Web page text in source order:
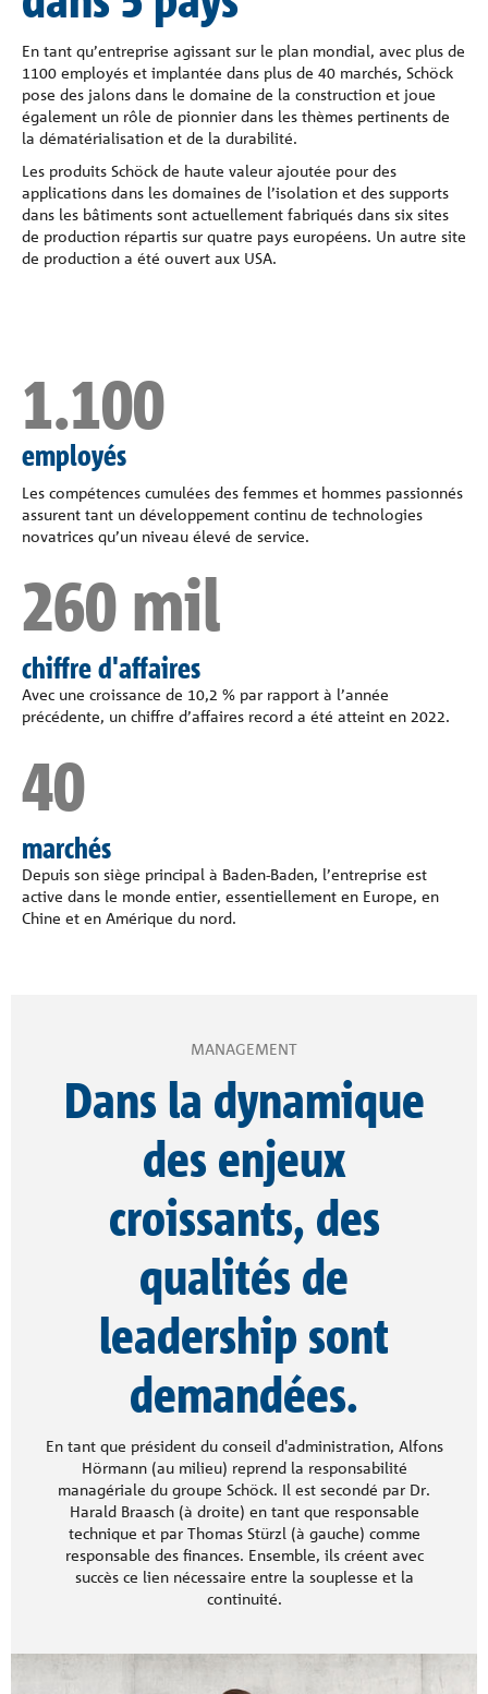
Références
La société
En tant qu’entreprise agissant sur le plan mondial, avec plus de
1100 employés et implantée dans plus de 40 marchés, Schöck
pose des jalons dans le domaine de la construction et joue
également un rôle de pionnier dans les thèmes pertinents de
la dématérialisation et de la durabilité.
Les produits Schöck de haute valeur ajoutée pour des
applications dans les domaines de l’isolation et des supports
dans les bâtiments sont actuellement fabriqués dans six sites
de production répartis sur quatre pays européens. Un autre site
de production a été ouvert aux USA.
1.100
employés
Les compétences cumulées des femmes et hommes passionnés
assurent tant un développement continu de technologies
novatrices qu’un niveau élevé de service.
260 mil
chiffre d'affaires
Avec une croissance de 10,2 % par rapport à l’année
précédente, un chiffre d’affaires record a été atteint en 2022.
40
marchés
Depuis son siège principal à Baden-Baden, l’entreprise est
active dans le monde entier, essentiellement en Europe, en
Chine et en Amérique du nord.
MANAGEMENT
Dans la dynamique
des enjeux
croissants, des
qualités de
leadership sont
demandées.
En tant que président du conseil d'administration, Alfons
Hörmann (au milieu) reprend la responsabilité
managériale du groupe Schöck. Il est secondé par Dr.
Harald Braasch (à droite) en tant que responsable
technique et par Thomas Stürzl (à gauche) comme
responsable des finances. Ensemble, ils créent avec
succès ce lien nécessaire entre la souplesse et la
continuité.